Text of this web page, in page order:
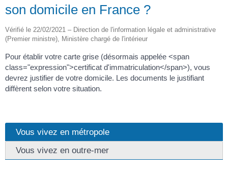
son domicile en France ?
Vérifié le 22/02/2021 – Direction de l'information légale et administrative
(Premier ministre), Ministère chargé de l'intérieur
Pour établir votre carte grise (désormais appelée <span
class="expression">certificat d'immatriculation</span>), vous
devrez justifier de votre domicile. Les documents le justifiant
diffèrent selon votre situation.
Vous vivez en métropole
Vous vivez en outre-mer